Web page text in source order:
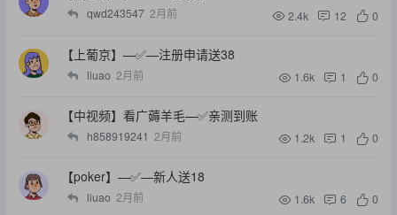
qwd243547 2月前 2.4k 12 0
【上葡京】—✅—注册申请送38
liuao 2月前 1.6k 1 0
【中视频】看广薅羊毛—✅亲测到账
h858919241 2月前 1.2k 1 0
【poker】—✅—新人送18
liuao 2月前 1.6k 6 0